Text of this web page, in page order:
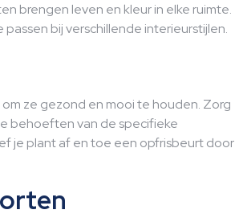
brengen leven en kleur in elke ruimte.
bij verschillende interieurstijlen.
ze gezond en mooi te houden. Zorg
behoeften van de specifieke
je plant af en toe een opfrisbeurt door